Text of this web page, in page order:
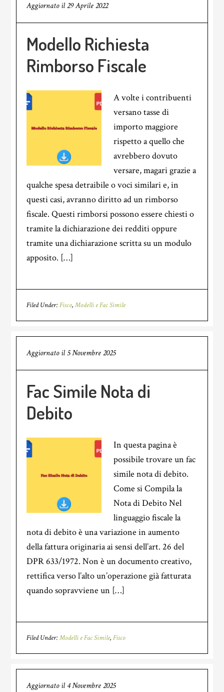
Aggiornato il29 Aprile 2022
Modello Richiesta
Rimborso Fiscale
A volte i contribuenti
versano tasse di
importo maggiore
rispetto a quello che
avrebbero dovuto
versare, magari grazie a
qualche spesa detraibile o voci similari e, in
questi casi, avranno diritto ad un rimborso
fiscale. Questi rimborsi possono essere chiesti o
tramite la dichiarazione dei redditi oppure
tramite una dichiarazione scritta su un modulo
apposito. […]
Filed Under:Fisco,Modelli e Fac Simile
Aggiornato il5 Novembre 2025
Fac Simile Nota di
Debito
In questa pagina è
possibile trovare un fac
simile nota di debito.
Come si Compila la
Nota di Debito Nel
linguaggio fiscale la
nota di debito è una variazione in aumento
della fattura originaria ai sensi dell’art. 26 del
DPR 633/1972. Non è un documento creativo,
rettifica verso l’alto un’operazione già fatturata
quando sopravviene un […]
Filed Under:Modelli e Fac Simile,Fisco
Aggiornato il 4 Novembre 2025